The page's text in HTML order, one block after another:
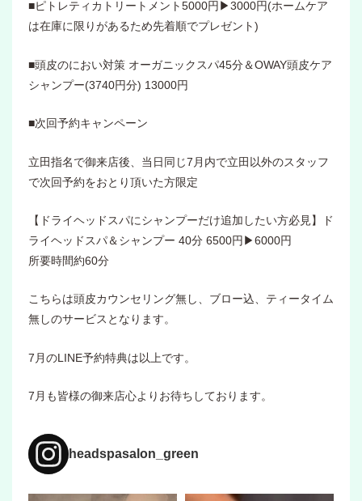
■ピトレティカトリートメント5000円▶3000円(ホームケア
は在庫に限りがあるため先着順でプレゼント)
■頭皮のにおい対策 オーガニックスパ45分＆OWAY頭皮ケア
シャンプー(3740円分) 13000円
■次回予約キャンペーン
立田指名で御来店後、当日同じ7月内で立田以外のスタッフ
で次回予約をおとり頂いた方限定
【ドライヘッドスパにシャンプーだけ追加したい方必見】ド
ライヘッドスパ＆シャンプー 40分 6500円▶6000円
所要時間約60分
こちらは頭皮カウンセリング無し、ブロー込、ティータイム
無しのサービスとなります。
7月のLINE予約特典は以上です。
7月も皆様の御来店心よりお待ちしております。
headspasalon_green